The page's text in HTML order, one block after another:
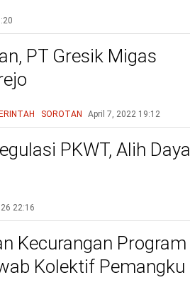
PT Gresik Migas
SOROTAN April 7, 2022 19:12
PKWT, Alih Daya
22:16
Kecurangan Program
Kolektif Pemangku